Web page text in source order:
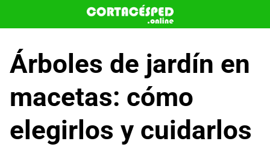
Árboles de jardín en
macetas: cómo
elegirlos y cuidarlos